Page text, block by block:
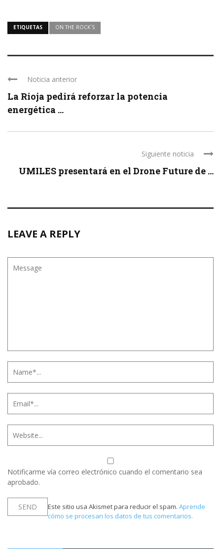
ETIQUETAS ON THE ROCK´S
Noticia anterior
La Rioja pedirá reforzar la potencia
energética ...
Siguiente noticia
UMILES presentará en el Drone Future de ...
LEAVE A REPLY
Notificarme vía correo electrónico cuando el comentario sea
aprobado.
Este sitio usa Akismet para reducir el spam. Aprende
cómo se procesan los datos de tus comentarios.